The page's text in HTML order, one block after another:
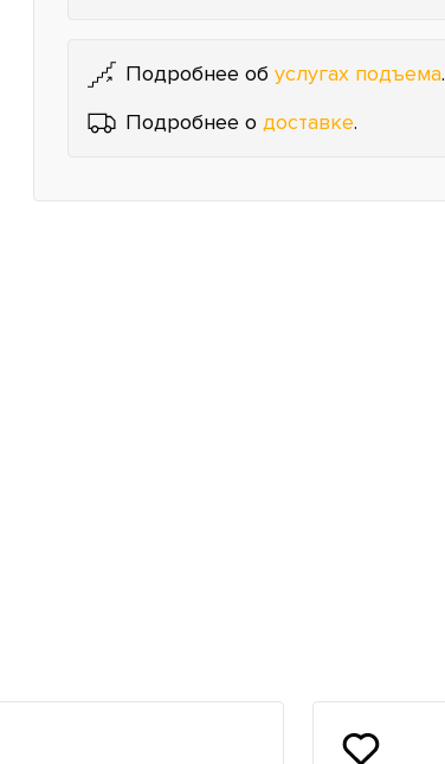
Подробнее об услугах подъема.
Подробнее о доставке.